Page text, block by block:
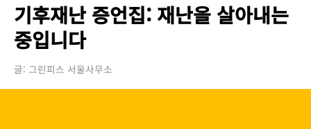
기후재난 증언집: 재난을 살아내는
중입니다
글: 그린피스 서울사무소